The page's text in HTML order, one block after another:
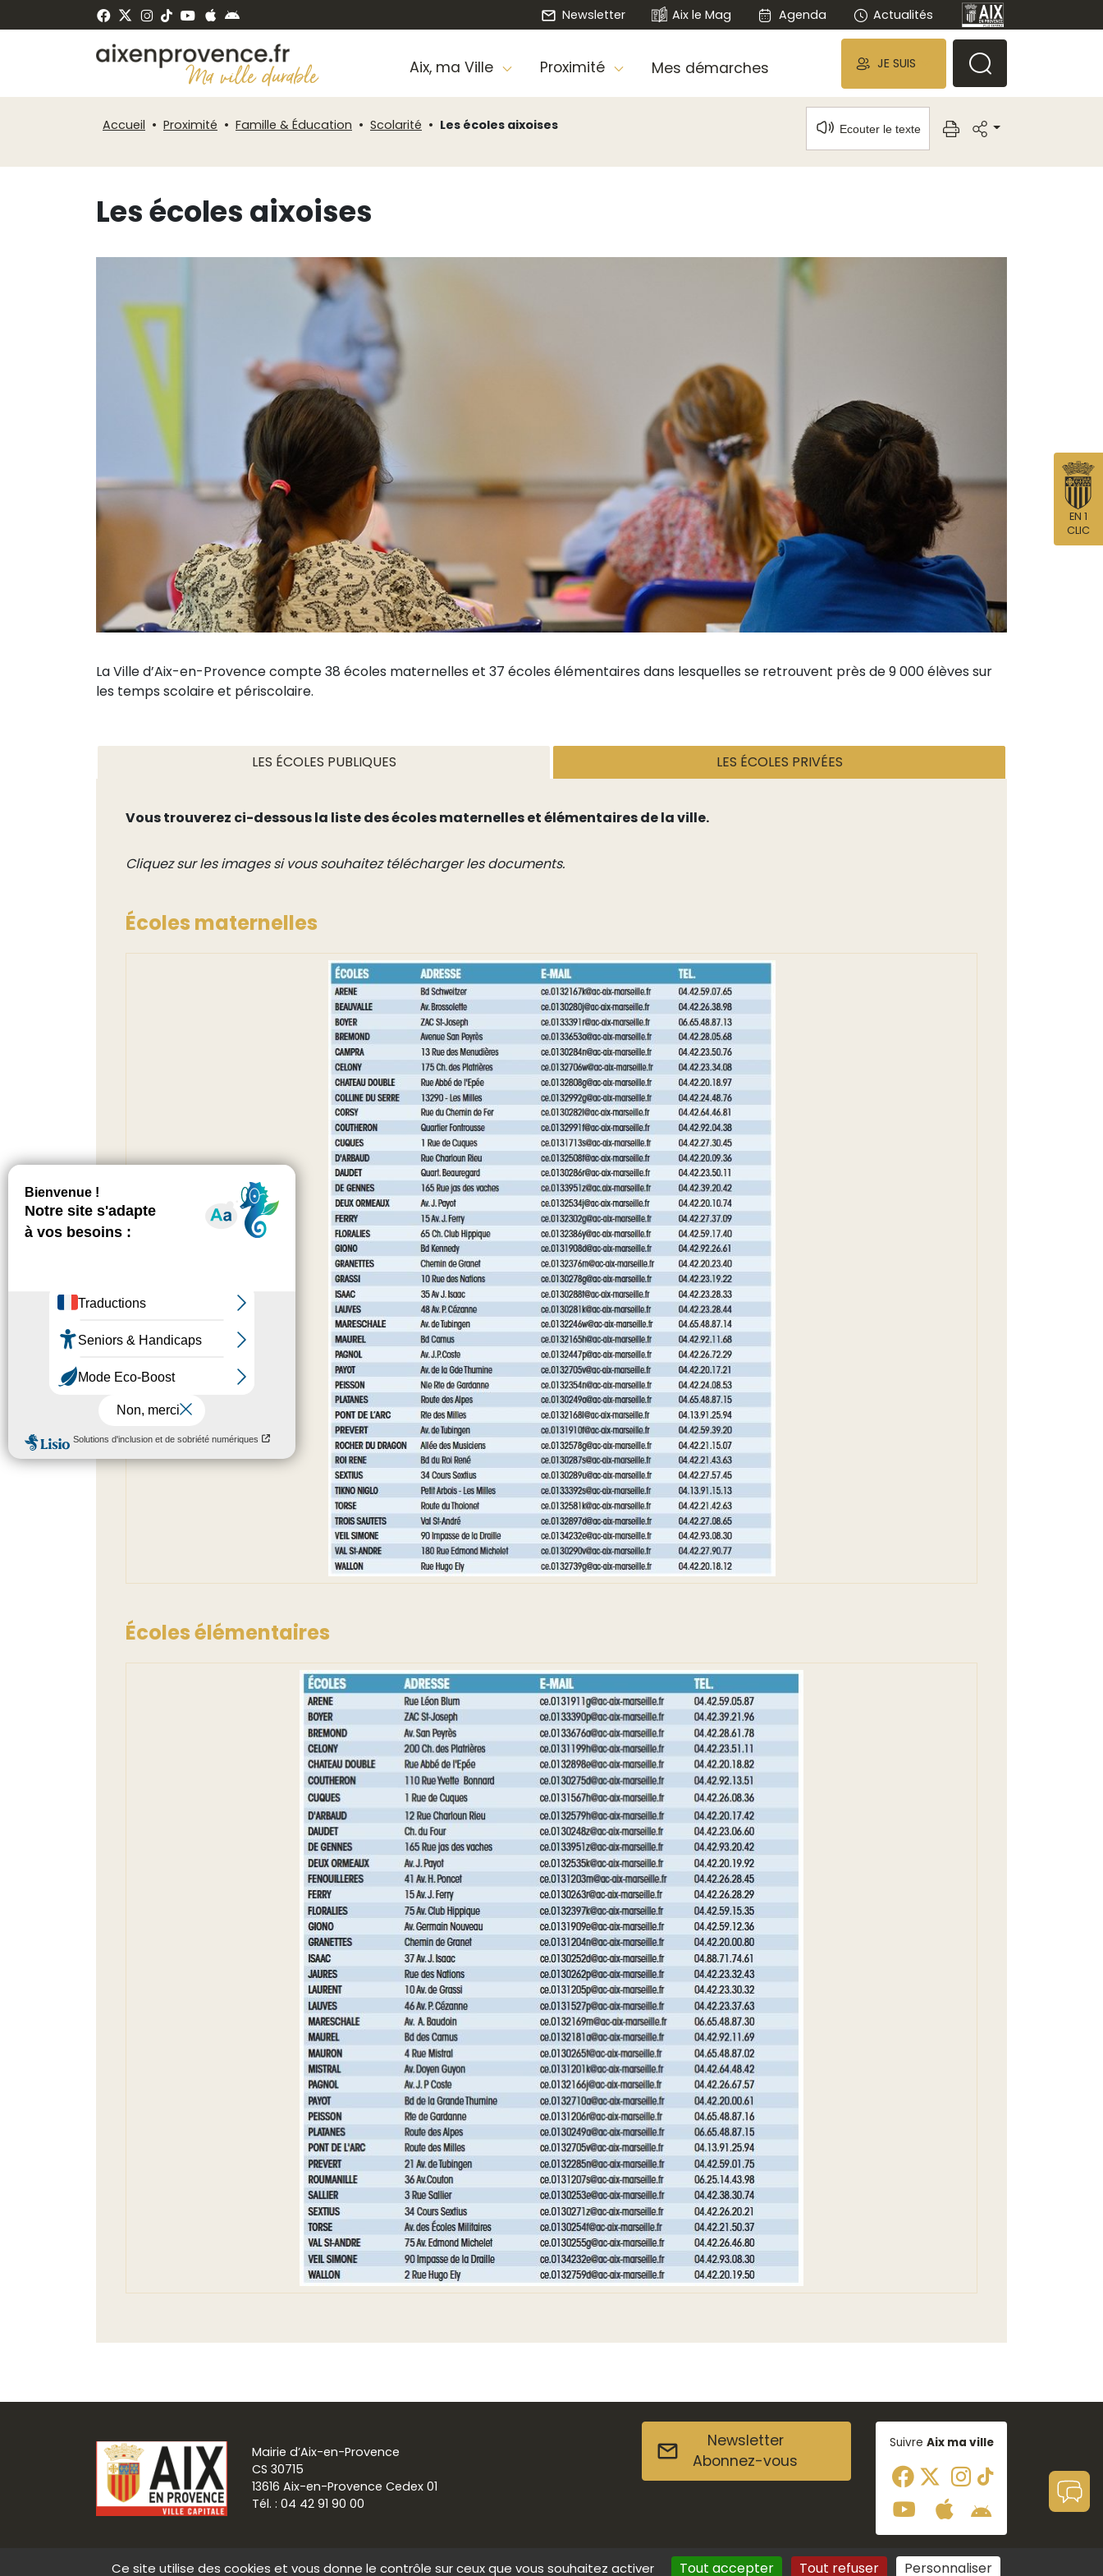
Newsletter Aix le Mag Agenda Actualités
Aix, ma Ville Proximité Mes démarches JE SUIS
Accueil Proximité Famille & Éducation Scolarité Les écoles aixoises Ecouter le texte
Les écoles aixoises
La Ville d’Aix-en-Provence compte 38 écoles maternelles et 37 écoles élémentaires dans lesquelles se retrouvent près de 9 000 élèves sur
les temps scolaire et périscolaire.
LES ÉCOLES PUBLIQUES LES ÉCOLES PRIVÉES
Vous trouverez ci-dessous la liste des écoles maternelles et élémentaires de la ville.
Cliquez sur les images si vous souhaitez télécharger les documents.
Écoles maternelles
Écoles élémentaires
Mairie d’Aix-en-Provence
CS 30715
13616 Aix-en-Provence Cedex 01
Tél. : 04 42 91 90 00
Newsletter
Abonnez-vous
Suivre Aix ma ville
Communication Mentions légales Données personnelles Contact Accessibilité : non conforme Aide à la navigation Plan du site
EN 1
CLIC
de
Panneau de gestion des cookies
Ce site utilise des cookies et vous donne le contrôle sur ceux que vous souhaitez activer Tout accepter Tout refuser Personnaliser